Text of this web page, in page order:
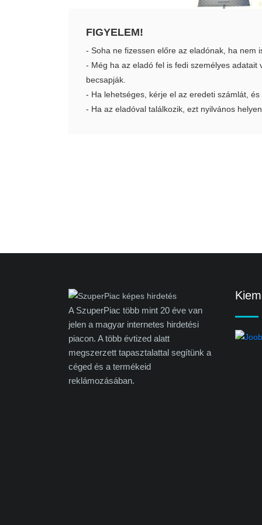
FIGYELEM!
- Soha ne fizessen előre az eladónak, ha nem
- Még ha az eladó fel is fedi személyes
becsapják.
- Ha lehetséges, kérje el az eredeti számlát,
- Ha az eladóval találkozik, ezt nyilvános
A SzuperPiac több mint 20 éve van
jelen a magyar internetes hirdetési
piacon. A több évtized alatt
megszerzett tapasztalattal segítünk a
céged és a termékeid
reklámozásában.